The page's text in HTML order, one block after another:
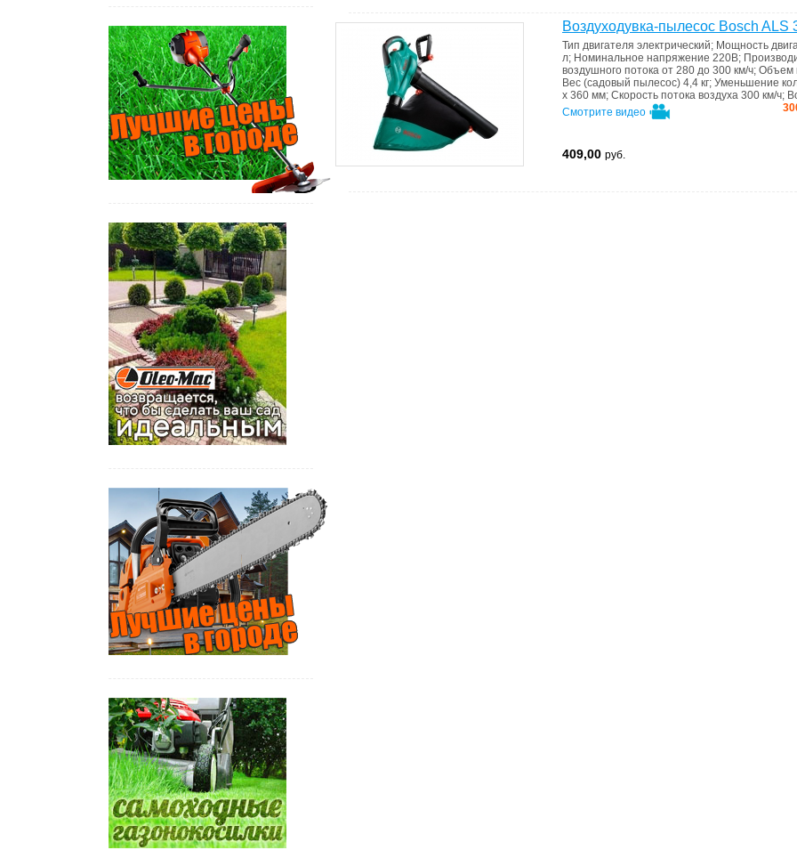
Воздуходувка-пылесос Bosch ALS
Тип двигателя электрический; Мощность
л; Номинальное напряжение 220В;
воздушного потока от 280 до 300 км/ч; Объем
Вес (садовый пылесос) 4,4 кг; Уменьшение
x 360 мм; Скорость потока воздуха 300 км/ч;
Смотрите видео
409,00 руб.